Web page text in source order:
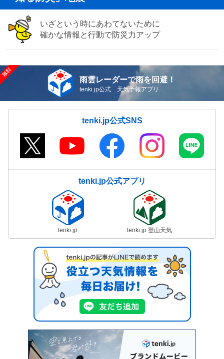
いざという時にあわてないために
確かな情報と行動で防災力アップ
雨雲レーダーで雨を回避！
tenki.jp公式 天気予報アプリ
tenki.jp公式SNS
tenki.jp公式アプリ
tenki.jp tenki.jp 登山天気